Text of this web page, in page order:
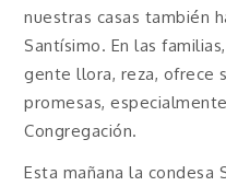
nuestras casas también
Santísimo. En las
gente llora, reza, ofrece
promesas,
Congregación.
Esta mañana la condesa